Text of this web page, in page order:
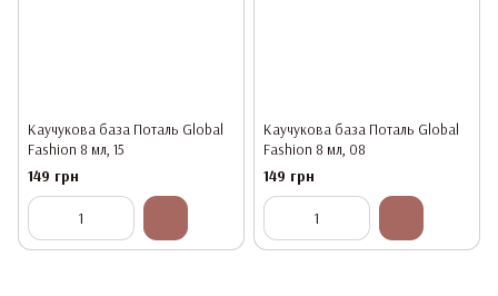
Каучукова база Поталь Global
Fashion 8 мл, 15
149 грн
Каучукова база Поталь Global
Fashion 8 мл, 08
149 грн